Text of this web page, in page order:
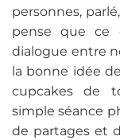
personnes,
pense que
dialogue entre
la bonne idée
cupcakes de
simple séance
de partages et